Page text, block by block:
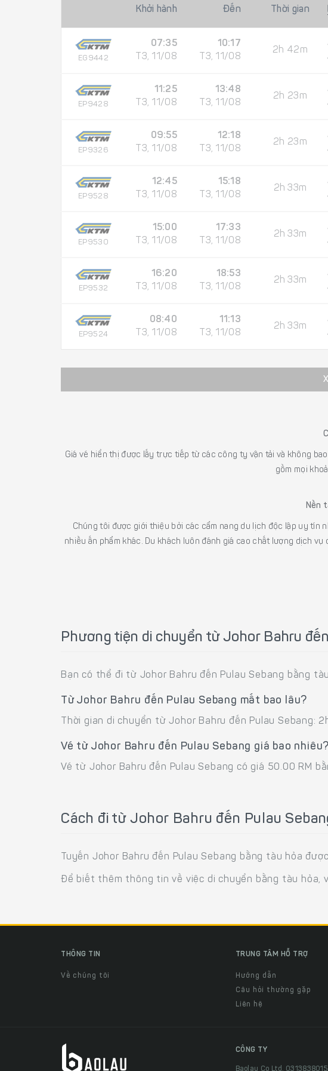
Khởi hành Đến Thời gian
EG9442
07:35
T3, 11/08
10:17
T3, 11/08
2h 42m
EP9428
11:25
T3, 11/08
13:48
T3, 11/08
2h 23m
EP9326
09:55
T3, 11/08
12:18
T3, 11/08
2h 23m
EP9528
12:45
T3, 11/08
15:18
T3, 11/08
2h 33m
EP9530
15:00
T3, 11/08
17:33
T3, 11/08
2h 33m
EP9532
16:20
T3, 11/08
18:53
T3, 11/08
2h 33m
EP9524
08:40
T3, 11/08
11:13
T3, 11/08
2h 33m
Giá vé hiển thị được lấy trực tiếp từ các công ty vận tải và không
gồm mọi
Nền
Chúng tôi được giới thiệu bởi các cẩm nang du lịch độc lập uy tín
nhiều ấn phẩm khác. Du khách luôn đánh giá cao chất lượng dịch
Phương tiện di chuyển từ Johor Bahru
Bạn có thể đi từ Johor Bahru đến Pulau Sebang bằng
Từ Johor Bahru đến Pulau Sebang mất bao lâu?
Thời gian di chuyển từ Johor Bahru đến Pulau Sebang:
Vé từ Johor Bahru đến Pulau Sebang giá bao nhiêu?
Vé từ Johor Bahru đến Pulau Sebang có giá 50.00 RM
Cách đi từ Johor Bahru đến Pulau
Tuyến Johor Bahru đến Pulau Sebang bằng tàu hỏa
Để biết thêm thông tin về việc di chuyển bằng tàu hỏa,
THÔNG TIN
Về chúng tôi
TRUNG TÂM HỖ TRỢ
Hướng dẫn
Câu hỏi thường gặp
Liên hệ
CÔNG TY
Baolau Co Ltd,